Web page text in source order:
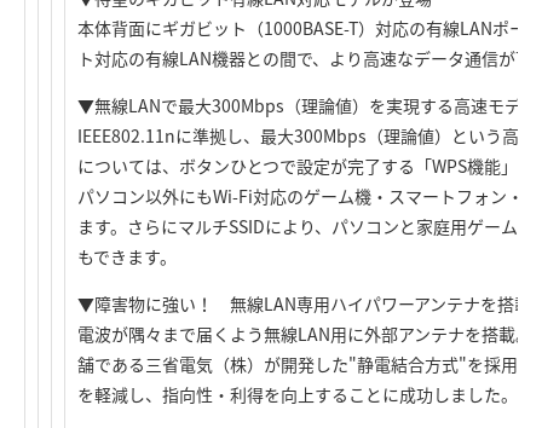
本体背面にギガビット（1000BASE-T）対応の有線LANポー
ト対応の有線LAN機器との間で、より高速なデータ通信が可
▼無線LANで最大300Mbps（理論値）を実現する高速モデル
IEEE802.11nに準拠し、最大300Mbps（理論値）という高
については、ボタンひとつで設定が完了する「WPS機能」
パソコン以外にもWi-Fi対応のゲーム機・スマートフォン・
ます。さらにマルチSSIDにより、パソコンと家庭用ゲーム
もできます。
▼障害物に強い！ 無線LAN専用ハイパワーアンテナを搭載
電波が隅々まで届くよう無線LAN用に外部アンテナを搭載
舗である三省電気（株）が開発した"静電結合方式"を採用
を軽減し、指向性・利得を向上することに成功しました。